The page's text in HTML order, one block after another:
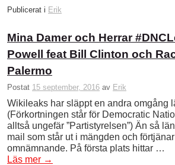
Publicerat i Erik
Mina Damer och Herrar
Powell feat Bill Clinton och
Palermo
Postat 15 september, 2016 av Erik
Wikileaks har släppt en andra omgång
(Förkortningen står för Democratic
alltså ungefär ”Partistyrelsen”) Än så
mail som står ut i mängden och
omnämnande. På första plats hittar …
Läs mer →